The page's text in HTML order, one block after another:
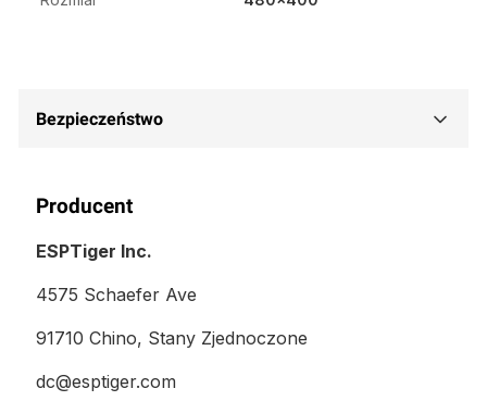
Bezpieczeństwo
Producent
ESPTiger Inc.
4575 Schaefer Ave
91710 Chino, Stany Zjednoczone
dc@esptiger.com